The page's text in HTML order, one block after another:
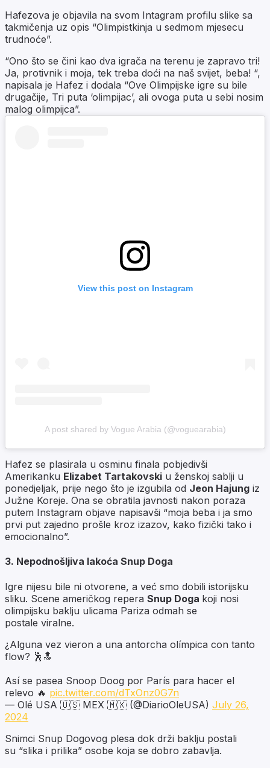
Hafezova je objavila na svom Intagram profilu slike sa
takmičenja uz opis “Olimpistkinja u sedmom mjesecu
trudnoće”.
“Ono što se čini kao dva igrača na terenu je zapravo tri!
Ja, protivnik i moja, tek treba doći na naš svijet, beba! “,
napisala je Hafez i dodala “Ove Olimpijske igre su bile
drugačije, Tri puta ‘olimpijac’, ali ovoga puta u sebi nosim
malog olimpijca”.
View this post on Instagram
A post shared by Vogue Arabia (@voguearabia)
Hafez se plasirala u osminu finala pobjedivši
Amerikanku Elizabet Tartakovski u ženskoj sablji u
ponedjeljak, prije nego što je izgubila od Jeon Hajung iz
Južne Koreje. Ona se obratila javnosti nakon poraza
putem Instagram objave napisavši “moja beba i ja smo
prvi put zajedno prošle kroz izazov, kako fizički tako i
emocionalno”.
3. Nepodnošljiva lakoća Snup Doga
Igre nijesu bile ni otvorene, a već smo dobili istorijsku
sliku. Scene američkog repera Snup Doga koji nosi
olimpijsku baklju ulicama Pariza odmah se
postale viralne.
¿Alguna vez vieron a una antorcha olímpica con tanto
flow? 🕺🔝
Así se pasea Snoop Doog por París para hacer el
relevo 🔥 pic.twitter.com/dTxOnz0G7n
— Olé USA 🇺🇸 MEX 🇲🇽 (@DiarioOleUSA) July 26,
2024
Snimci Snup Dogovog plesa dok drži baklju postali
su “slika i prilika” osobe koja se dobro zabavlja.